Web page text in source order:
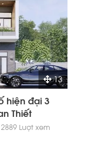
13
hiện đại 3
Thiết
2889 Lượt xem